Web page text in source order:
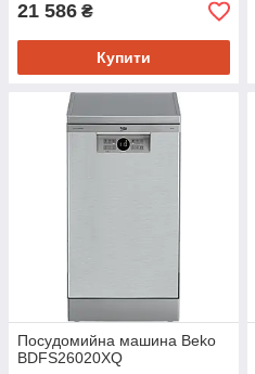
21 586 ₴
Купити
Посудомийна машина Beko
BDFS26020XQ